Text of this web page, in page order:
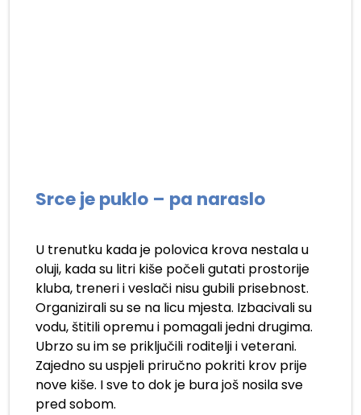
Srce je puklo – pa naraslo
U trenutku kada je polovica krova nestala u
oluji, kada su litri kiše počeli gutati prostorije
kluba, treneri i veslači nisu gubili prisebnost.
Organizirali su se na licu mjesta. Izbacivali su
vodu, štitili opremu i pomagali jedni drugima.
Ubrzo su im se priključili roditelji i veterani.
Zajedno su uspjeli priručno pokriti krov prije
nove kiše. I sve to dok je bura još nosila sve
pred sobom.